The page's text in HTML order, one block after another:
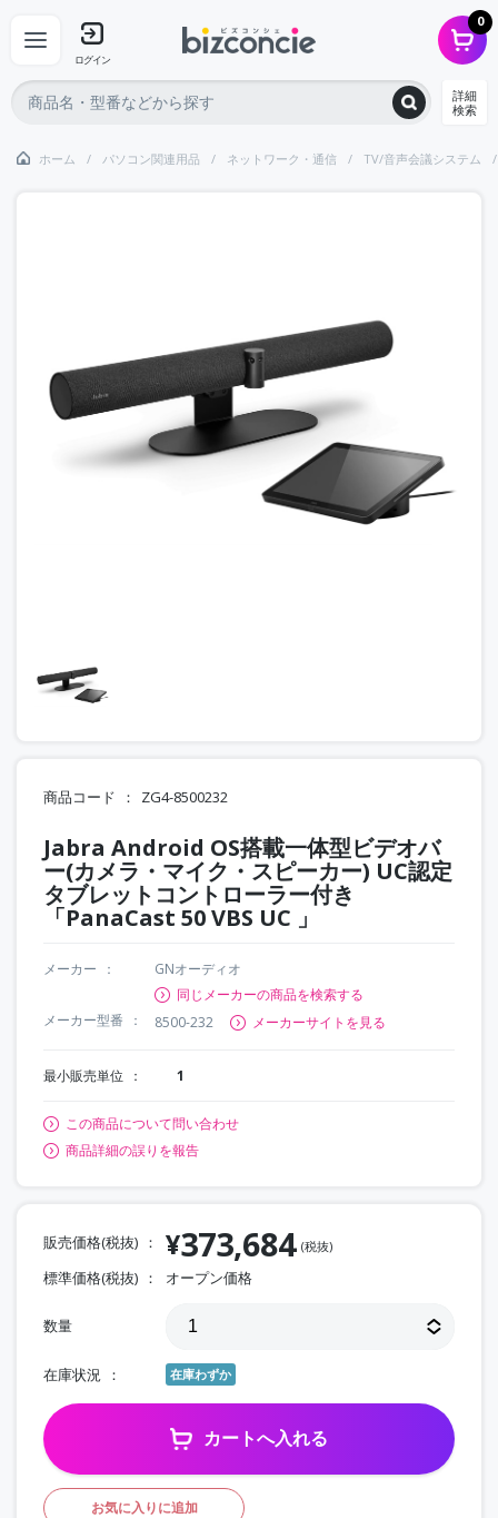
ログイン
0
詳細
検索
ホーム パソコン関連用品 ネットワーク・通信 TV/音声会議システム
商品コード ZG4-8500232
Jabra Android OS搭載一体型ビデオバ
ー(カメラ・マイク・スピーカー) UC認定
タブレットコントローラー付き
「PanaCast 50 VBS UC 」
メーカー
GNオーディオ
同じメーカーの商品を検索する
メーカー型番
8500-232 メーカーサイトを見る
最小販売単位 1
この商品について問い合わせ
商品詳細の誤りを報告
販売価格(税抜) ¥373,684 (税抜)
標準価格(税抜) オープン価格
数量
在庫状況 在庫わずか
カートへ入れる
お気に入りに追加